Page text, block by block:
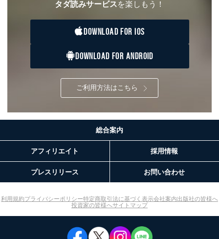
タダ読みサービスを楽しもう！
DOWNLOAD FOR IOS
DOWNLOAD FOR ANDROID
ご利用方法はこちら
総合案内
アフィリエイト 採用情報
プレスリリース お問い合わせ
利用規約プライバシーポリシー特定商取引法に基づく表示会社案内出版社の皆様へ
投資家の皆様へサイトマップ